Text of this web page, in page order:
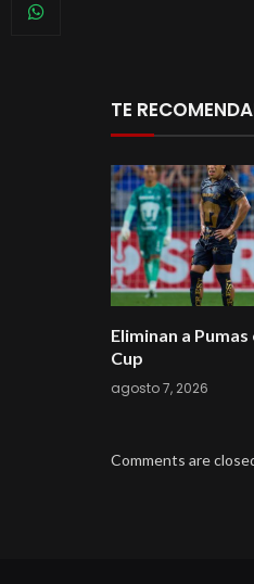
TE
Eliminan a Pumas
Cup
agosto 7, 2026
Comments are